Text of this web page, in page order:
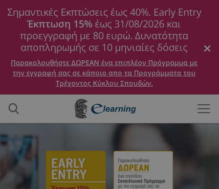
Σημαντικές Εκπτώσεις έως 40%. Early Entry
Έκπτωση 15% έως 31/08/2026 και
προεγγραφή με 80 ευρώ. Δυνατότητα
αποπληρωμής σε 10 μηνιαίες δόσεις
Παρακολουθήστε ΔΩΡΕΑΝ ένα επιπλέον Πρόγραμμα με
την εγγραφή σας σε κάποιο απο τα Προγράμματα του
Τρέχοντος Κύκλου Σπουδών.